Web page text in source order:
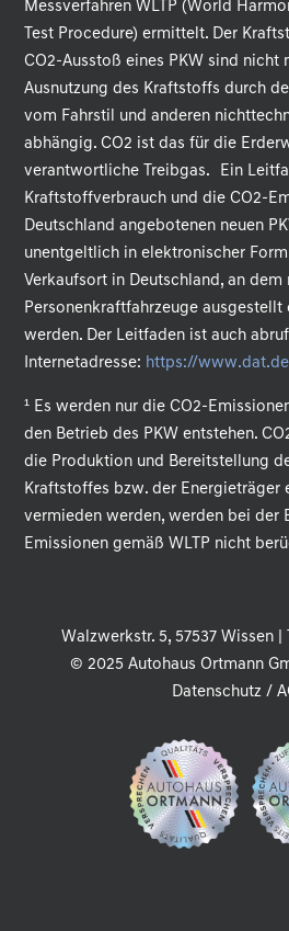
Messverfahren WLTP (World
Test Procedure) ermittelt. Der
CO2-Ausstoß eines PKW sind nicht
Ausnutzung des Kraftstoffs durch
vom Fahrstil und anderen
abhängig. CO2 ist das für die
verantwortliche Treibgas. Ein
Kraftstoffverbrauch und die CO2-
Deutschland angebotenen neuen
unentgeltlich in elektronischer
Verkaufsort in Deutschland, an dem
Personenkraftfahrzeuge
werden. Der Leitfaden ist auch
Internetadresse: https://
¹ Es werden nur die CO2-
den Betrieb des PKW entstehen.
die Produktion und Bereitstellung
Kraftstoffes bzw. der Energieträger
vermieden werden, werden bei der
Emissionen gemäß WLTP nicht
Walzwerkstr. 5, 57537 Wissen |
© 2025 Autohaus Ortmann
Datenschutz /